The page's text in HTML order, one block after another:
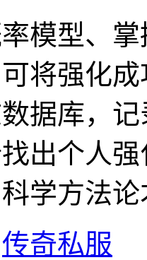
模型、
将强化
据库，
出个人
学方法
传奇私服